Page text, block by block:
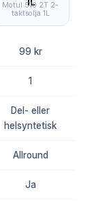
Motul 510 2T 2-
taktsolja 1L
99 kr
1
Del- eller
helsyntetisk
Allround
Ja